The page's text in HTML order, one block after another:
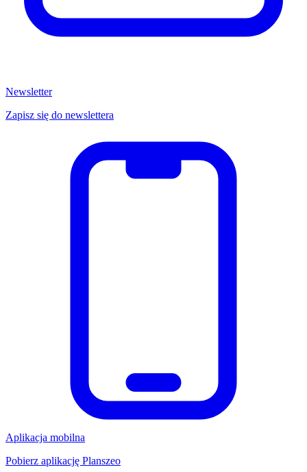
Newsletter
Zapisz się do newslettera
Aplikacja mobilna
Pobierz aplikację Planszeo